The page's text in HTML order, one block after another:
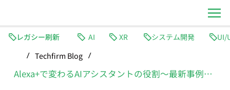
レガシー刷新 AI XR
システム開発
/ Techfirm Blog /
Alexa+で変わるAIアシスタントの役割〜最新事例とビジネス活用のポイント〜